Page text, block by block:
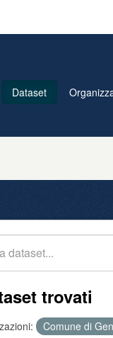
Dataset
trovati
Comune di